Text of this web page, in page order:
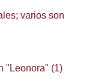
varios son
"Leonora" (1)